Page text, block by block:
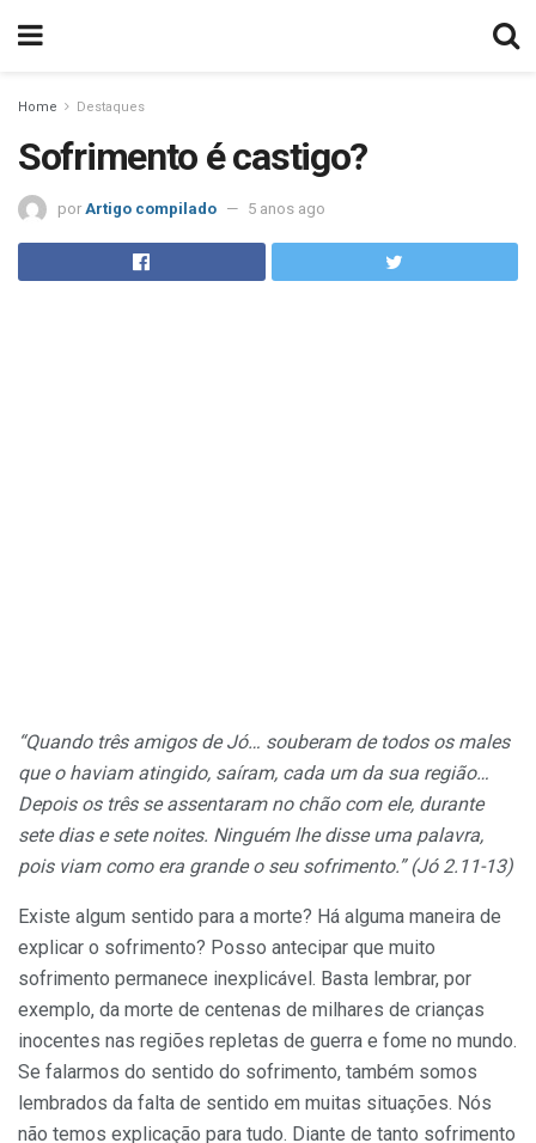
Home Destaques
Sofrimento é castigo?
por Artigo compilado 5 anos ago
“Quando três amigos de Jó… souberam de todos os males
que o haviam atingido, saíram, cada um da sua região…
Depois os três se assentaram no chão com ele, durante
sete dias e sete noites. Ninguém lhe disse uma palavra,
pois viam como era grande o seu sofrimento.” (Jó 2.11-13)
Existe algum sentido para a morte? Há alguma maneira de
explicar o sofrimento? Posso antecipar que muito
sofrimento permanece inexplicável. Basta lembrar, por
exemplo, da morte de centenas de milhares de crianças
inocentes nas regiões repletas de guerra e fome no mundo.
Se falarmos do sentido do sofrimento, também somos
lembrados da falta de sentido em muitas situações. Nós
não temos explicação para tudo. Diante de tanto sofrimento